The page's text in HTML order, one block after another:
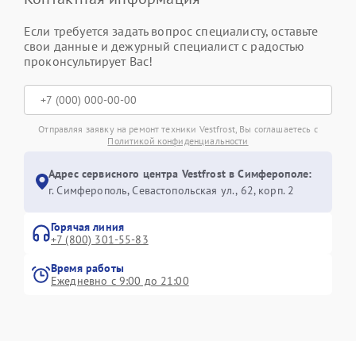
Если требуется задать вопрос специалисту, оставьте
свои данные и дежурный специалист с радостью
проконсультирует Вас!
Отправляя заявку на ремонт техники Vestfrost, Вы соглашаетесь с
Политикой конфиденциальности
Адрес сервисного центра Vestfrost в Симферополе:
г. Симферополь, Севастопольская ул., 62, корп. 2
Горячая линия
+7 (800) 301-55-83
Время работы
Ежедневно с 9:00 до 21:00